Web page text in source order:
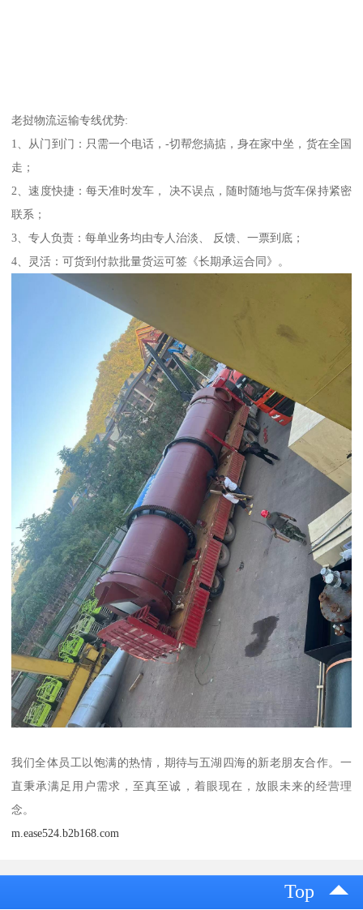
老挝物流运输专线优势:
1、从门到门：只需一个电话，-切帮您搞掂，身在家中坐，货在全国
走；
2、速度快捷：每天准时发车， 决不误点，随时随地与货车保持紧密
联系；
3、专人负责：每单业务均由专人治淡、 反馈、一票到底；
4、灵活：可货到付款批量货运可签《长期承运合同》。
我们全体员工以饱满的热情，期待与五湖四海的新老朋友合作。一
直秉承满足用户需求，至真至诚，着眼现在，放眼未来的经营理
念。
m.ease524.b2b168.com
Top